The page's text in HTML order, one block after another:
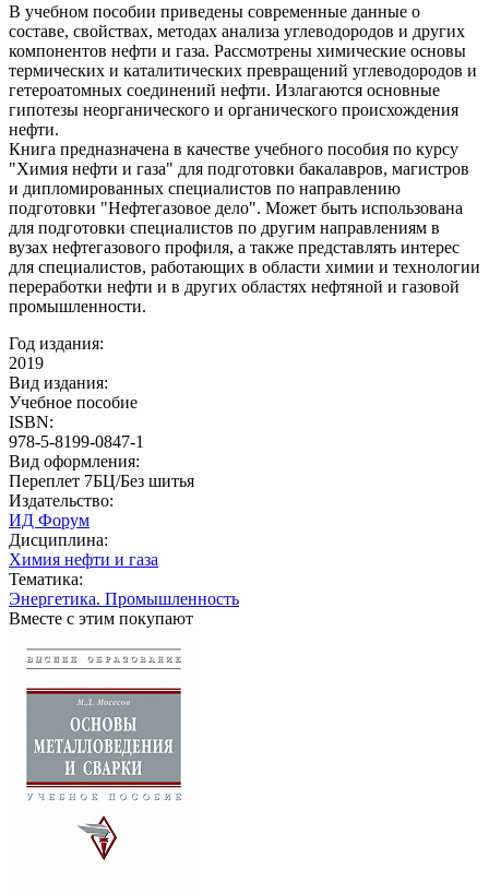
В учебном пособии приведены современные данные о
составе, свойствах, методах анализа углеводородов и других
компонентов нефти и газа. Рассмотрены химические основы
термических и каталитических превращений углеводородов и
гетероатомных соединений нефти. Излагаются основные
гипотезы неорганического и органического происхождения
нефти.
Книга предназначена в качестве учебного пособия по курсу
"Химия нефти и газа" для подготовки бакалавров, магистров
и дипломированных специалистов по направлению
подготовки "Нефтегазовое дело". Может быть использована
для подготовки специалистов по другим направлениям в
вузах нефтегазового профиля, а также представлять интерес
для специалистов, работающих в области химии и технологии
переработки нефти и в других областях нефтяной и газовой
промышленности.
Год издания:
2019
Вид издания:
Учебное пособие
ISBN:
978-5-8199-0847-1
Вид оформления:
Переплет 7БЦ/Без шитья
Издательство:
ИД Форум
Дисциплина:
Химия нефти и газа
Тематика:
Энергетика. Промышленность
Вместе с этим покупают